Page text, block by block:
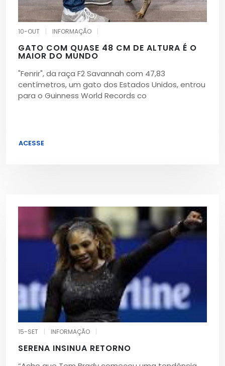
10-OUT INFORMAÇÃO
GATO COM QUASE 48 CM DE ALTURA É O
MAIOR DO MUNDO
"Fenrir", da raça F2 Savannah com 47,83
centímetros, um gato dos Estados Unidos, entrou
para o Guinness World Records co
ACESSE
15-SET INFORMAÇÃO
SERENA INSINUA RETORNO